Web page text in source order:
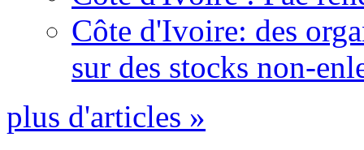
Côte d'Ivoire: des
sur des stocks non-
plus d'articles »